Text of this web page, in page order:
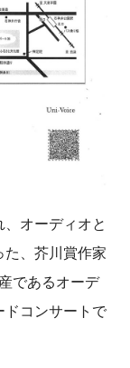
、オーディオと
た、芥川賞作家
であるオーデ
ドコンサートで